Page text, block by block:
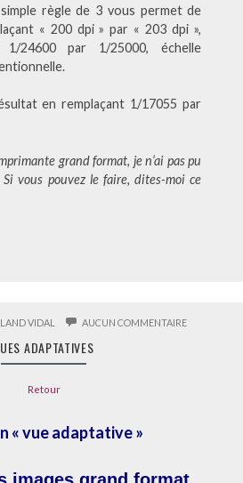
règle de 3 vous permet de
« 200 dpi » par « 203 dpi »,
1/24600 par 1/25000, échelle
en remplaçant 1/17055 par
grand format, je n’ai pas pu
vous pouvez le faire, dites-moi ce
VIDAL AUCUN COMMENTAIRESUR
ADAPTATIVES
Retour
« vue adaptative »